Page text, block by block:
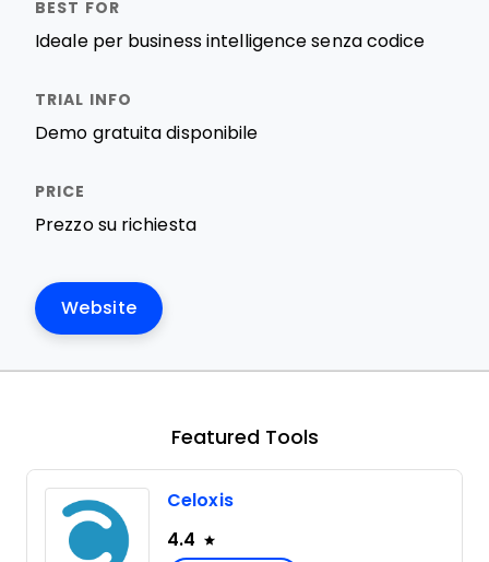
Ideale per business intelligence senza codice
Demo gratuita disponibile
Prezzo su richiesta
Website
Featured Tools
Celoxis
4.4